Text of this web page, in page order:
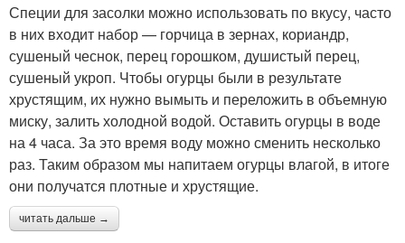
Специи для засолки можно использовать по вкусу, часто
в них входит набор — горчица в зернах, кориандр,
сушеный чеснок, перец горошком, душистый перец,
сушеный укроп. Чтобы огурцы были в результате
хрустящим, их нужно вымыть и переложить в объемную
миску, залить холодной водой. Оставить огурцы в воде
на 4 часа. За это время воду можно сменить несколько
раз. Таким образом мы напитаем огурцы влагой, в итоге
они получатся плотные и хрустящие.
читать дальше →